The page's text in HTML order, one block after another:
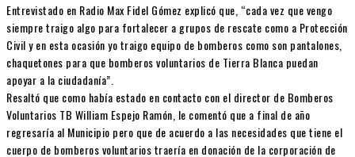
Entrevistado en Radio Max Fidel Gómez explicó que, “cada vez que vengo
siempre traigo algo para fortalecer a grupos de rescate como a Protección
Civil y en esta ocasión yo traigo equipo de bomberos como son pantalones,
chaquetones para que bomberos voluntarios de Tierra Blanca puedan
apoyar a la ciudadanía”.
Resaltó que como había estado en contacto con el director de Bomberos
Voluntarios TB William Espejo Ramón, le comentó que a final de año
regresaría al Municipio pero que de acuerdo a las necesidades que tiene el
cuerpo de bomberos voluntarios traería en donación de la corporación de